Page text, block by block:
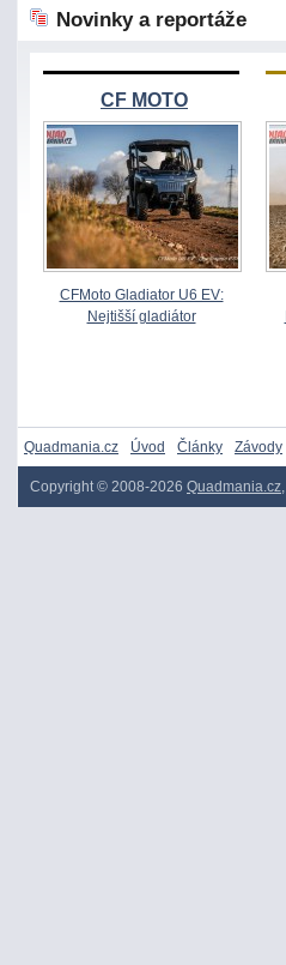
Novinky a reportáže
CF MOTO
CFMoto Gladiator U6 EV:
Nejtišší gladiátor
Quadmania.cz Úvod Články Závody
Copyright © 2008-2026 Quadmania.cz,